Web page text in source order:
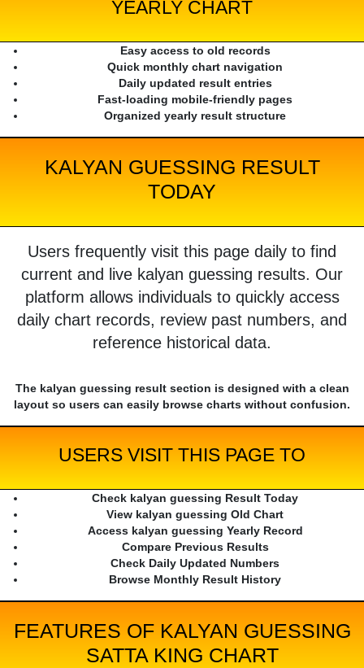
YEARLY CHART
Easy access to old records
Quick monthly chart navigation
Daily updated result entries
Fast-loading mobile-friendly pages
Organized yearly result structure
KALYAN GUESSING RESULT
TODAY
Users frequently visit this page daily to find
current and live kalyan guessing results. Our
platform allows individuals to quickly access
daily chart records, review past numbers, and
reference historical data.
The kalyan guessing result section is designed with a clean
layout so users can easily browse charts without confusion.
USERS VISIT THIS PAGE TO
Check kalyan guessing Result Today
View kalyan guessing Old Chart
Access kalyan guessing Yearly Record
Compare Previous Results
Check Daily Updated Numbers
Browse Monthly Result History
FEATURES OF KALYAN GUESSING
SATTA KING CHART